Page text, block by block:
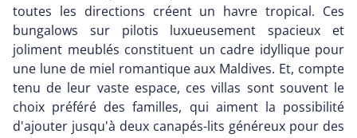
toutes les directions créent un havre tropical. Ces
bungalows sur pilotis luxueusement spacieux et
joliment meublés constituent un cadre idyllique pour
une lune de miel romantique aux Maldives. Et, compte
tenu de leur vaste espace, ces villas sont souvent le
choix préféré des familles, qui aiment la possibilité
d'ajouter jusqu'à deux canapés-lits généreux pour des